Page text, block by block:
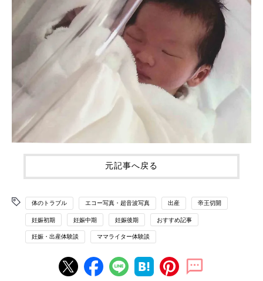
元記事へ戻る
体のトラブル エコー写真・超音波写真 出産 帝王切開
妊娠初期 妊娠中期 妊娠後期 おすすめ記事
妊娠・出産体験談 ママライター体験談